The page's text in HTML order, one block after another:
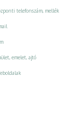
telefonszám, mellék
emelet, ajtó